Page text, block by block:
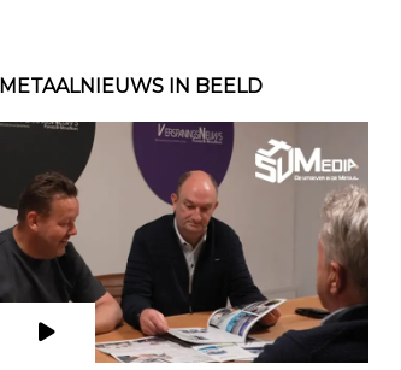
METAALNIEUWS IN BEELD